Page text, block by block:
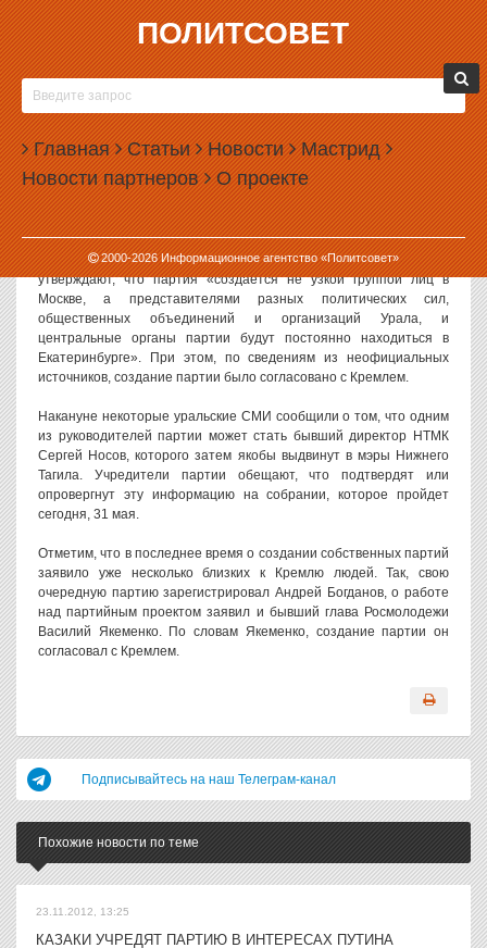
ПОЛИТСОВЕТ
Главная Статьи Новости Мастрид
Новости партнеров О проекте
2000-2026Информационное агентство «Политсовет»
31.05.2012, 11:23
В ЕКАТЕРИНБУРГЕ УЧРЕДЯТ НОВУЮ ПАРТИЮ
Сегодня в Екатеринбурге пройдет учредительное собрание
регионального отделения новой политической партии, которая
будет называться «Регионы России». Неофициально партию
называют очередным провластным проектом.
Учредителями новой партии стали журналисты издания,
носящего такое же название — «Регионы России». При этом они
утверждают, что партия «создается не узкой группой лиц в
Москве, а представителями разных политических сил,
общественных объединений и организаций Урала, и
центральные органы партии будут постоянно находиться в
Екатеринбурге». При этом, по сведениям из неофициальных
источников, создание партии было согласовано с Кремлем.
Накануне некоторые уральские СМИ сообщили о том, что одним
из руководителей партии может стать бывший директор НТМК
Сергей Носов, которого затем якобы выдвинут в мэры Нижнего
Тагила. Учредители партии обещают, что подтвердят или
опровергнут эту информацию на собрании, которое пройдет
сегодня, 31 мая.
Отметим, что в последнее время о создании собственных партий
заявило уже несколько близких к Кремлю людей. Так, свою
очередную партию зарегистрировал Андрей Богданов, о работе
над партийным проектом заявил и бывший глава Росмолодежи
Василий Якеменко. По словам Якеменко, создание партии он
согласовал с Кремлем.
Подписывайтесь на наш Телеграм-канал
Похожие новости по теме
23.11.2012, 13:25
КАЗАКИ УЧРЕДЯТ ПАРТИЮ В ИНТЕРЕСАХ ПУТИНА